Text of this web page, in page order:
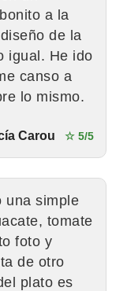
a la
de la
igual. He ido
canso a
lo mismo.
Carou ☆ 5/5
una simple
tomate
foto y
de otro
plato es